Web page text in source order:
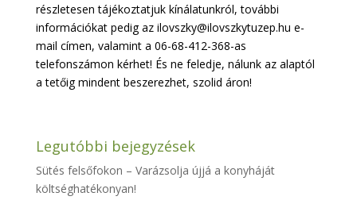
részletesen tájékoztatjuk kínálatunkról, további
információkat pedig az ilovszky@ilovszkytuzep.hu e-
mail címen, valamint a 06-68-412-368-as
telefonszámon kérhet! És ne feledje, nálunk az alaptól
a tetőig mindent beszerezhet, szolid áron!
Legutóbbi bejegyzések
Sütés felsőfokon – Varázsolja újjá a konyháját
költséghatékonyan!